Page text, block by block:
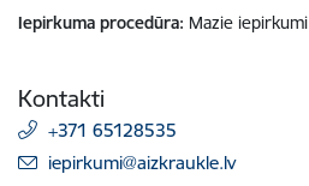
Iepirkuma procedūra Mazie iepirkumi
Kontakti
+371 65128535
E-pasts:
iepirkumi@aizkraukle.lv